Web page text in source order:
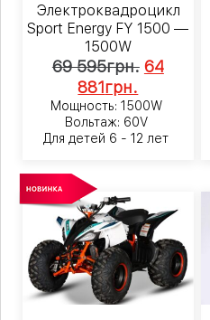
Электроквадроцикл
Sport Energy FY 1500 —
1500W
69 595грн. 64
881грн.
Мощность: 1500W
Вольтаж: 60V
Для детей 6 - 12 лет